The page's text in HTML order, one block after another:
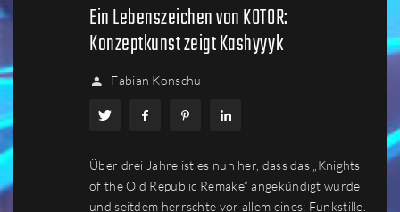
Ein Lebenszeichen von KOTOR:
Konzeptkunst zeigt Kashyyyk
Fabian Konschu
Über drei Jahre ist es nun her, dass das „Knights
of the Old Republic Remake“ angekündigt wurde
und seitdem herrschte vor allem eines: Funkstille.